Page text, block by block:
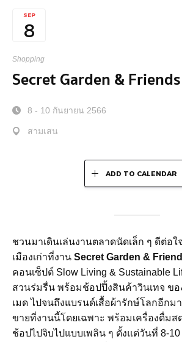
SEP
8
Shopping
Secret Garden &
8 - 10 กันยายน 2566
สามเสน
ADD TO CALENDAR
ชวนมาเดินเล่นงานตลาดนัดเล็ก ๆ ดีต่อ
เมืองเก่าที่งาน Secret Garden &
คอนเซ็ปต์ Slow Living & Sustainable
สวนร่มรื่น พร้อมช้อปปิ้งสินค้าวินเทจ ข
เมด ไปจนถึงแบรนด์เสื้อผ้ารักษ์โลกอีกม
ขายที่งานนี้โดยเฉพาะ พร้อมเครื่องดื่มส
ช้อปไปจิบไปแบบเพลิน ๆ ตั้งแต่วันที่ 8-